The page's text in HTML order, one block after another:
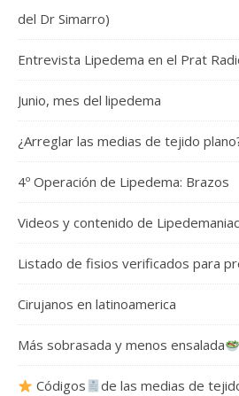
del Dr Simarro)
Entrevista Lipedema en el Prat
Junio, mes del lipedema
¿Arreglar las medias de tejido
4º Operación de Lipedema: Brazos
Videos y contenido de Lipedemaniac
Listado de fisios verificados para
Cirujanos en latinoamerica
Más sobrasada y menos ensalada
Códigos de las medias de